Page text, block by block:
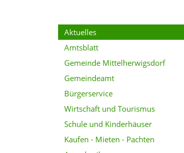
Aktuelles
Amtsblatt
Gemeinde Mittelherwigsdorf
Gemeindeamt
Bürgerservice
Wirtschaft und Tourismus
Schule und Kinderhäuser
Kaufen - Mieten - Pachten